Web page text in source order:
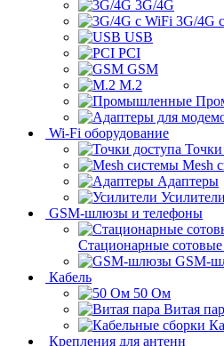
3G/4G
3G/4G
USB
PCI
GSM
M.2
Wi-Fi оборудование
Точки
Mesh
Адаптеры
Усилители
GSM-шлюзы и телефоны
Стационарные
GSM-
Кабель
50 Ом
Витая
Крепления для антенн